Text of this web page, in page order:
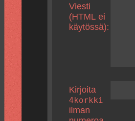
Viesti
(HTML ei
käytössä):
Kirjoita
4korkki
ilman